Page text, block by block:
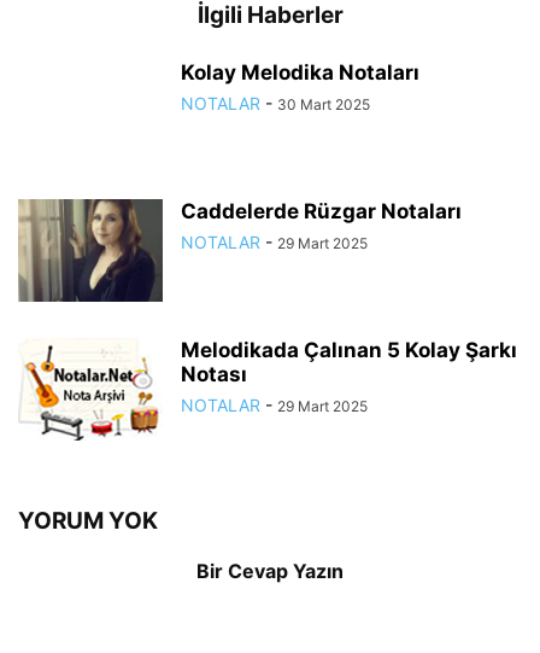
İlgili Haberler
Kolay Melodika Notaları
NOTALAR - 30 Mart 2025
Caddelerde Rüzgar Notaları
NOTALAR - 29 Mart 2025
Melodikada Çalınan 5 Kolay Şarkı
Notası
NOTALAR - 29 Mart 2025
YORUM YOK
Bir Cevap Yazın